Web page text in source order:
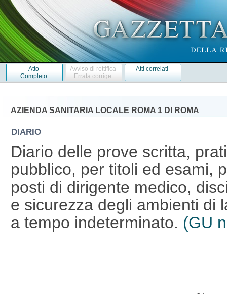
Atto
Completo
Avviso di rettifica
Errata corrige
Atti correlati
AZIENDA SANITARIA LOCALE ROMA 1 DI ROMA
DIARIO
Diario delle prove scritta,
pubblico, per titoli ed esami,
posti di dirigente medico,
e sicurezza degli ambienti di
a tempo indeterminato. (GU